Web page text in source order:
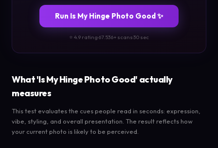
Run Is My Hinge Photo Good ✨
⭐ 4.9 rating·67.536+ scans·30 sec
What 'Is My Hinge Photo Good' actually
measures
This test evaluates the cues people read in seconds: expression,
vibe, styling, and overall presentation. The result reflects how
your current photo is likely to be perceived.